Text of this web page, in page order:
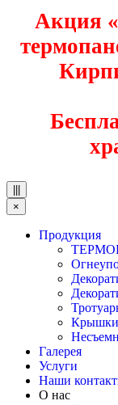
Акция
×
Продукция
Крышки
Галерея
Услуги
Наши
О нас